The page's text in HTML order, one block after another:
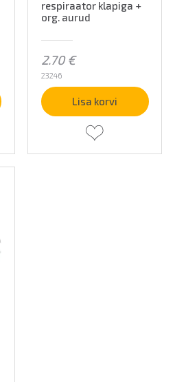
respiraator klapiga +
org. aurud
2.70€
23246
Lisa korvi